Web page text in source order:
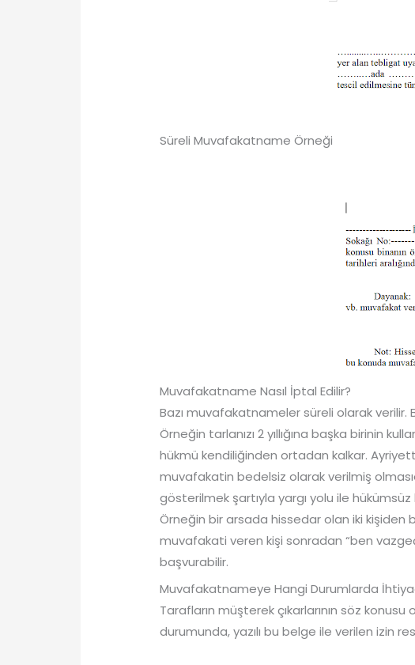
Süreli Muvafakatname Örneği
Muvafakatname Nasıl İptal Edilir?
Bazı muvafakatnameler süreli olarak
Örneğin tarlanızı 2 yıllığına başka birinin
hükmü kendiliğinden ortadan kalkar.
muvafakatin bedelsiz olarak verilmiş
gösterilmek şartıyla yargı yolu ile
Örneğin bir arsada hissedar olan iki kişiden
muvafakati veren kişi sonradan “ben
başvurabilir.
Muvafakatnameye Hangi Durumlarda
Tarafların müşterek çıkarlarının söz
durumunda, yazılı bu belge ile verilen izin